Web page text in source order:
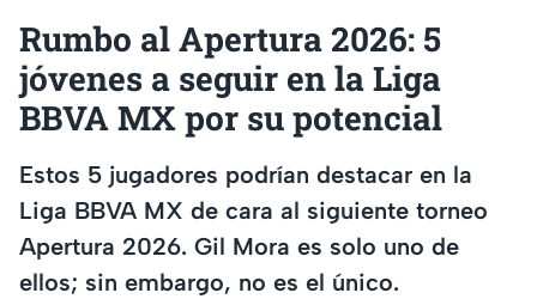
Rumbo al Apertura 2026: 5
jóvenes a seguir en la Liga
BBVA MX por su potencial
Estos 5 jugadores podrían destacar en la
Liga BBVA MX de cara al siguiente torneo
Apertura 2026. Gil Mora es solo uno de
ellos; sin embargo, no es el único.